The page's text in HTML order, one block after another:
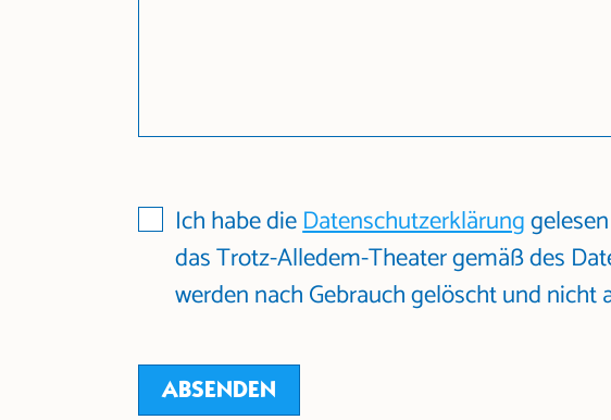
Ich habe dieDatenschutzerklärung
das Trotz-Alledem-Theater gemäß des
werden nach Gebrauch gelöscht und